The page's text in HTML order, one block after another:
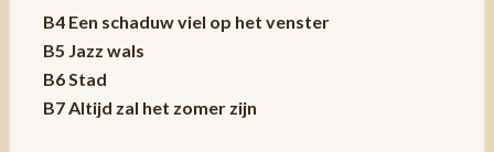
B4 Een schaduw viel op het venster
B5 Jazz wals
B6 Stad
B7 Altijd zal het zomer zijn